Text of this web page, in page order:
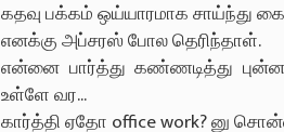
கதவு பக்கம் ஒய்யாரமாக சாய்ந்து
எனக்கு அப்சரஸ் போல தெரிந்தாள்.
என்னை பார்த்து கண்ணடித்து
உள்ளே வர...
கார்த்தி ஏதோ office work? னு